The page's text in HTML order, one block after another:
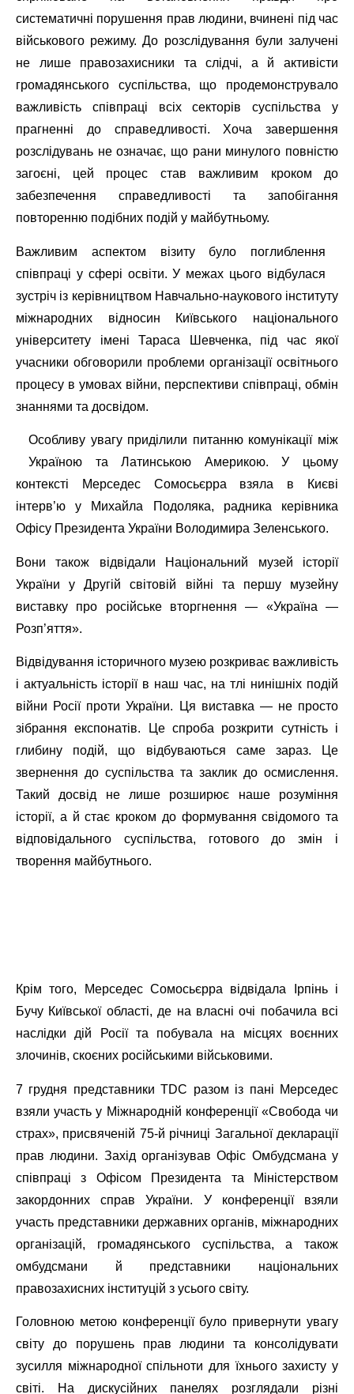
систематичні порушення прав людини, вчинені під час
військового режиму. До розслідування були залучені
не лише правозахисники та слідчі, а й активісти
громадянського суспільства, що продемонструвало
важливість співпраці всіх секторів суспільства у
прагненні до справедливості. Хоча завершення
розслідувань не означає, що рани минулого повністю
загоєні, цей процес став важливим кроком до
забезпечення справедливості та запобігання
повторенню подібних подій у майбутньому.
Важливим аспектом візиту було поглиблення
співпраці у сфері освіти. У межах цього відбулася
зустріч із керівництвом Навчально-наукового інституту
міжнародних відносин Київського національного
університету імені Тараса Шевченка, під час якої
учасники обговорили проблеми організації освітнього
процесу в умовах війни, перспективи співпраці, обмін
знаннями та досвідом.
Особливу увагу приділили питанню комунікації між
Україною та Латинською Америкою. У цьому
контексті Мерседес Сомосьєрра взяла в Києві
інтерв’ю у Михайла Подоляка, радника керівника
Офісу Президента України Володимира Зеленського.
Вони також відвідали Національний музей історії
України у Другій світовій війні та першу музейну
виставку про російське вторгнення — «Україна —
Розп’яття».
Відвідування історичного музею розкриває важливість
і актуальність історії в наш час, на тлі нинішніх подій
війни Росії проти України. Ця виставка — не просто
зібрання експонатів. Це спроба розкрити сутність і
глибину подій, що відбуваються саме зараз. Це
звернення до суспільства та заклик до осмислення.
Такий досвід не лише розширює наше розуміння
історії, а й стає кроком до формування свідомого та
відповідального суспільства, готового до змін і
творення майбутнього.
Крім того, Мерседес Сомосьєрра відвідала Ірпінь і
Бучу Київської області, де на власні очі побачила всі
наслідки дій Росії та побувала на місцях воєнних
злочинів, скоєних російськими військовими.
7 грудня представники TDC разом із пані Мерседес
взяли участь у Міжнародній конференції «Свобода чи
страх», присвяченій 75-й річниці Загальної декларації
прав людини. Захід організував Офіс Омбудсмана у
співпраці з Офісом Президента та Міністерством
закордонних справ України. У конференції взяли
участь представники державних органів, міжнародних
організацій, громадянського суспільства, а також
омбудсмани й представники національних
правозахисних інституцій з усього світу.
Головною метою конференції було привернути увагу
світу до порушень прав людини та консолідувати
зусилля міжнародної спільноти для їхнього захисту у
світі. На дискусійних панелях розглядали різні